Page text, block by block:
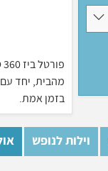
בזמן אמת.
וילות לנופש